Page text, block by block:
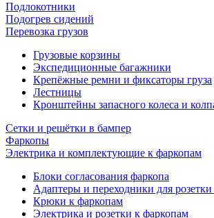
Подлокотники
Подогрев сидений
Перевозка грузов
Грузовые корзины
Экспедиционные багажники
Крепёжные ремни и фиксаторы груза
Лестницы
Кронштейны запасного колеса и
Сетки и решётки в бампер
Фаркопы
Электрика и комплектующие к фаркопам
Блоки согласования фаркопа
Адаптеры и переходники для розетки
Крюки к фаркопам
Электрика и розетки к фаркопам